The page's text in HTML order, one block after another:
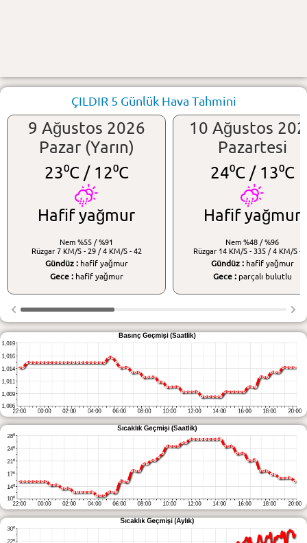
ÇILDIR 5 Günlük Hava Tahmini
9 Ağustos 2026
Pazar (Yarın)
23⁰C /12⁰C
Hafif yağmur
Nem %55 / %91
Rüzgar 7 KM/S - 29 / 4 KM/S - 42
Gündüz :hafif yağmur
Gece :hafif yağmur
10 Ağustos
Pazartesi
24⁰C /13⁰C
Hafif yağmur
Nem %48 / %96
Rüzgar 14 KM/S - 335 / 4 KM/S -
Gündüz :hafif yağmur
Gece :parçalı bulutlu